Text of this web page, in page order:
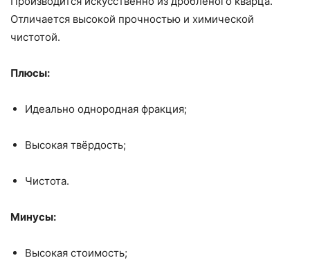
Отличается высокой прочностью и химической
чистотой.
Плюсы:
Идеально однородная фракция;
Высокая твёрдость;
Чистота.
Минусы:
Высокая стоимость;